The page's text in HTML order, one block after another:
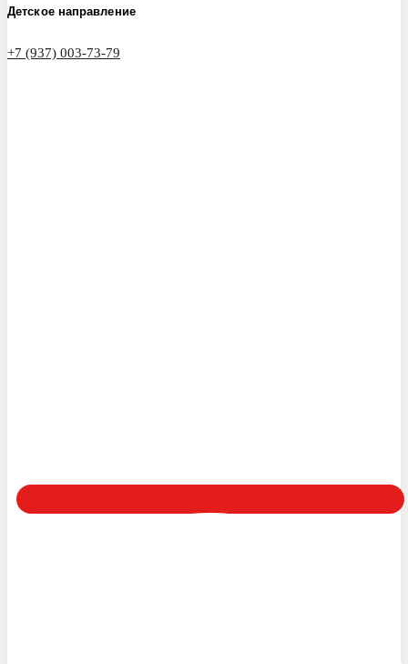
Детское направление
+7 (937) 003-73-79